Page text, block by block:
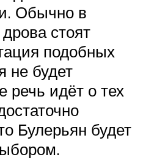
Обычно в
стоят
подобных
не будет
идёт о тех
Булерьян будет